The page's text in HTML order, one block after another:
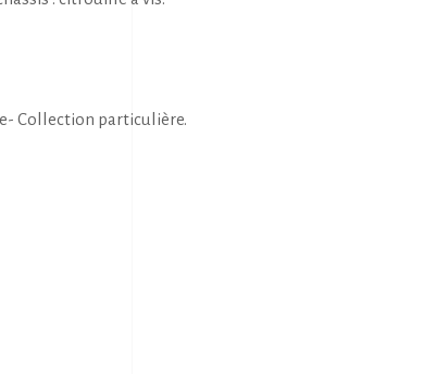
Collection particulière.